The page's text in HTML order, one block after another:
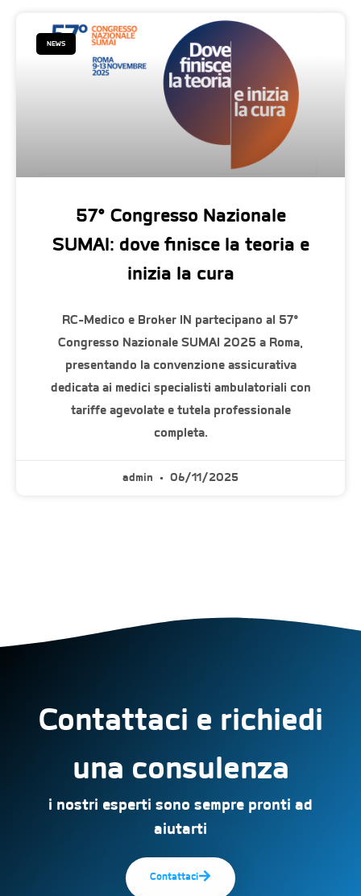
NEWS
57° Congresso Nazionale
SUMAI: dove finisce la teoria e
inizia la cura
RC-Medico e Broker IN partecipano al 57°
Congresso Nazionale SUMAI 2025 a Roma,
presentando la convenzione assicurativa
dedicata ai medici specialisti ambulatoriali con
tariffe agevolate e tutela professionale
completa.
admin 06/11/2025
Contattaci e richiedi
una consulenza
i nostri esperti sono sempre pronti ad
aiutarti
Contattaci